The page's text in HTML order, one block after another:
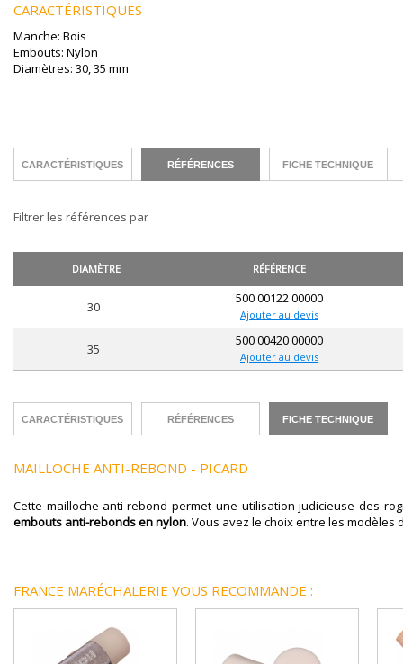
CARACTÉRISTIQUES
Manche: Bois
Embouts: Nylon
Diamètres: 30, 35 mm
CARACTÉRISTIQUES RÉFÉRENCES FICHE TECHNIQUE
Filtrer les références par
DIAMÈTRE RÉFÉRENCE
30
500 00122 00000
Ajouter au devis
35
500 00420 00000
Ajouter au devis
CARACTÉRISTIQUES RÉFÉRENCES FICHE TECHNIQUE
MAILLOCHE ANTI-REBOND - PICARD
Cette mailloche anti-rebond permet une utilisation judicieuse des
embouts anti-rebonds en nylon. Vous avez le choix entre les modèles
FRANCE MARÉCHALERIE VOUS RECOMMANDE :